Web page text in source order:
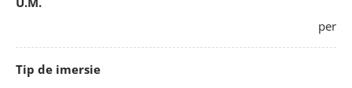
per
Tip de imersie